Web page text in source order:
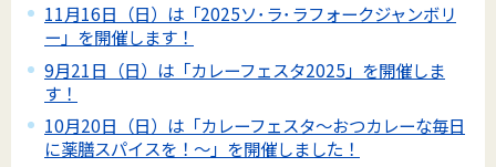
11月16日（日）は「2025ソ･ラ･ラフォークジャンボリ
ー」を開催します！
9月21日（日）は「カレーフェスタ2025」を開催しま
す！
10月20日（日）は「カレーフェスタ～おつカレーな毎日
に薬膳スパイスを！～」を開催しました！